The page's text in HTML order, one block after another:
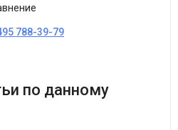
788-39-79
по данному